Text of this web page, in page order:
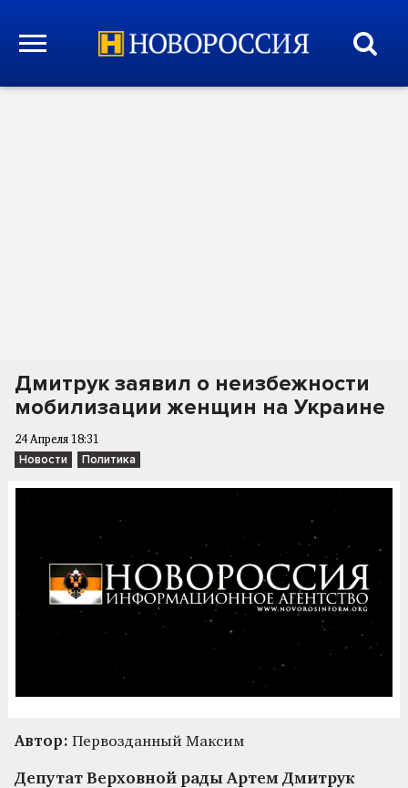
Дмитрук заявил о неизбежности
мобилизации женщин на Украине
24 Апреля 18:31
Новости Политика
Автор: Первозданный Максим
Депутат Верховной рады Артем Дмитрук